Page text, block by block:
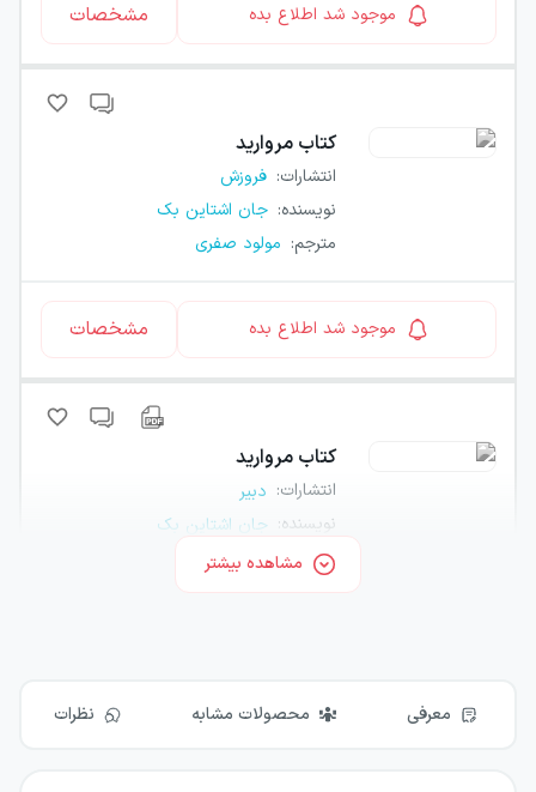
موجود شد اطلاع بده مشخصات
کتاب مروارید
انتشارات: فروزش
نویسنده: جان اشتاین بک
مترجم: مولود صفری
موجود شد اطلاع بده مشخصات
کتاب مروارید
انتشارات: دبیر
نویسنده: جان اشتاین بک
مشاهده بیشتر
معرفی محصولات مشابه نظرات